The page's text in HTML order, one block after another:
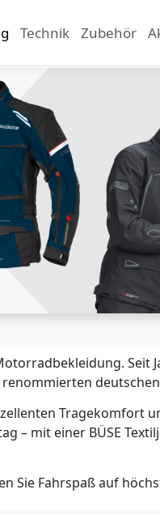
Technik Zubehör
Seit
Tragekomfort
– mit einer BÜSE
Sie Fahrspaß auf